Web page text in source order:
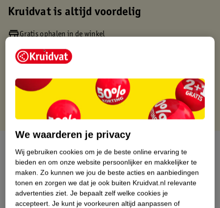
Kruidvat is altijd voordelig
Gratis ophalen in de winkel
Gratis thuisbezorgd vanaf 50.00
Gratis punten met je Kruidvat kaart
Over dit product
Productinformatie
Etiketinformatie
We waarderen je privacy
Wij gebruiken cookies om je de beste online ervaring te
bieden en om onze website persoonlijker en makkelijker te
maken. Zo kunnen we jou de beste acties en aanbiedingen
tonen en zorgen we dat je ook buiten Kruidvat.nl relevante
advertenties ziet. Je bepaalt zelf welke cookies je
accepteert. Je kunt je voorkeuren altijd aanpassen of